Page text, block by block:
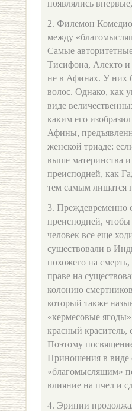
появлялись
2. Филемон
между
Самые
Тисифона, Алекто
не в Афинах. У них
волос. Однако, как
виде
каким его
Афины,
женской триаде:
выше материнства и
преисподней, как
тем самым лишатся
3. Преждевременно
преисподней,
человек все еще
существовали в
похожего на
праве на
колонию
который также
«кермесовые
красный краситель,
Поэтому
Приношения в виде
«благомыслящим»
влияние на пчел и
4. Эринии